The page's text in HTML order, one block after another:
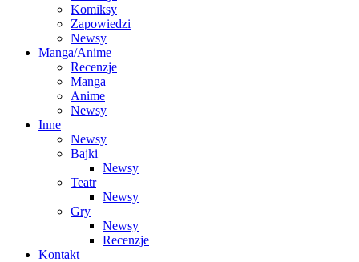
Komiksy
Zapowiedzi
Newsy
Manga/Anime
Recenzje
Manga
Anime
Newsy
Inne
Newsy
Bajki
Newsy
Teatr
Newsy
Gry
Newsy
Recenzje
Kontakt